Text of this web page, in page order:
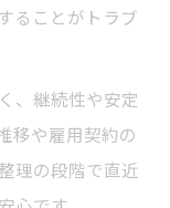
ることがトラブ
、継続性や安定
移や雇用契約の
理の段階で直近